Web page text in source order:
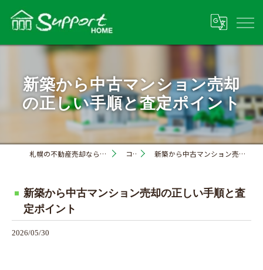
新築から中古マンション売却
の正しい手順と査定ポイント
札幌の不動産売却なら株式会社サポートホーム コラム 新築から中古マンション売却の正しい手順と査定ポイント
新築から中古マンション売却の正しい手順と査
定ポイント
2026/05/30